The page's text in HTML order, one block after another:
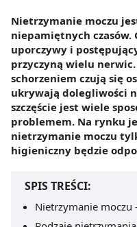
Nietrzymanie moczu
niepamiętnych czasów.
uporczywy i
przyczyną wielu
schorzeniem czują się
ukrywają dolegliwości
szczęście jest wiele
problemem. Na rynku
nietrzymanie moczu
higieniczny będzie
SPIS TREŚCI:
Nietrzymanie moczu